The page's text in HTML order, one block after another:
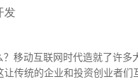
发
移动互联网时代造就了许
传统的企业和投资创业者